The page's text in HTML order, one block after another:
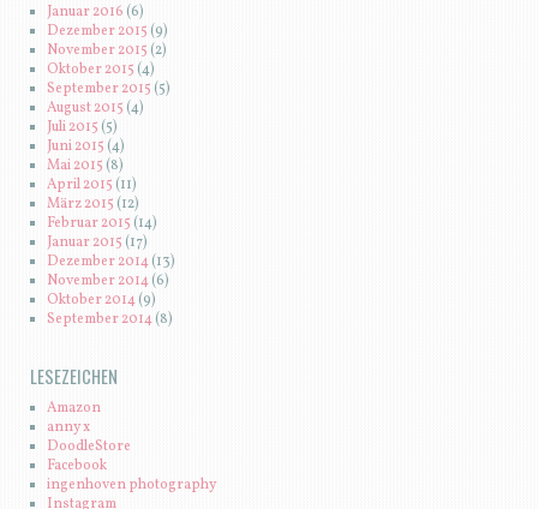
Januar 2016 (6)
Dezember 2015 (9)
November 2015 (2)
Oktober 2015 (4)
September 2015 (5)
August 2015 (4)
Juli 2015 (5)
Juni 2015 (4)
Mai 2015 (8)
April 2015 (11)
März 2015(12)
Februar 2015 (14)
Januar 2015 (17)
Dezember 2014(13)
November 2014(6)
Oktober 2014(9)
September 2014(8)
LESEZEICHEN
Amazon
anny x
DoodleStore
Facebook
ingenhoven photography
Instagram